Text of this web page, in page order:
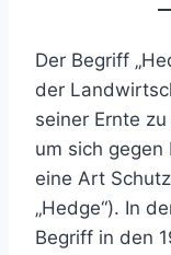
Der Begriff
der
seiner Ernte
um sich gegen
eine Art
„Hedge“). In
Begriff in den